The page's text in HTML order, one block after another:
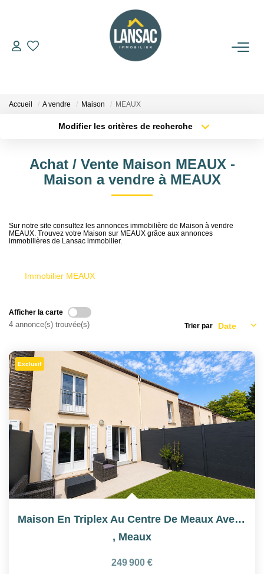
ACHETER
BIENS VENDUS
L'AGENCE
CONTACT
Accueil A vendre Maison MEAUX
Modifier les critères de recherche
Surface min Budget max
Achat / Vente Maison MEAUX -
Maison a vendre à MEAUX
Sur notre site consultez les annonces immobilière de Maison à vendre
MEAUX. Trouvez votre Maison sur MEAUX grâce aux annonces
immobilières de Lansac immobilier.
Immobilier MEAUX
Afficher la carte
4 annonce(s) trouvée(s) Trier par
Exclusif
Maison En Triplex Au Centre De Meaux Avec Jardin
, Meaux
249 900 €